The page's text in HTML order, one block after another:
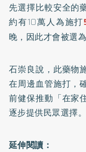
先選擇比較安全的
約有10萬人為施打
晚，因此才會被選
石崇良說，此藥物
在周邊血管施打，
前健保推動「在家
逐步提供民眾選擇。
延伸閱讀：